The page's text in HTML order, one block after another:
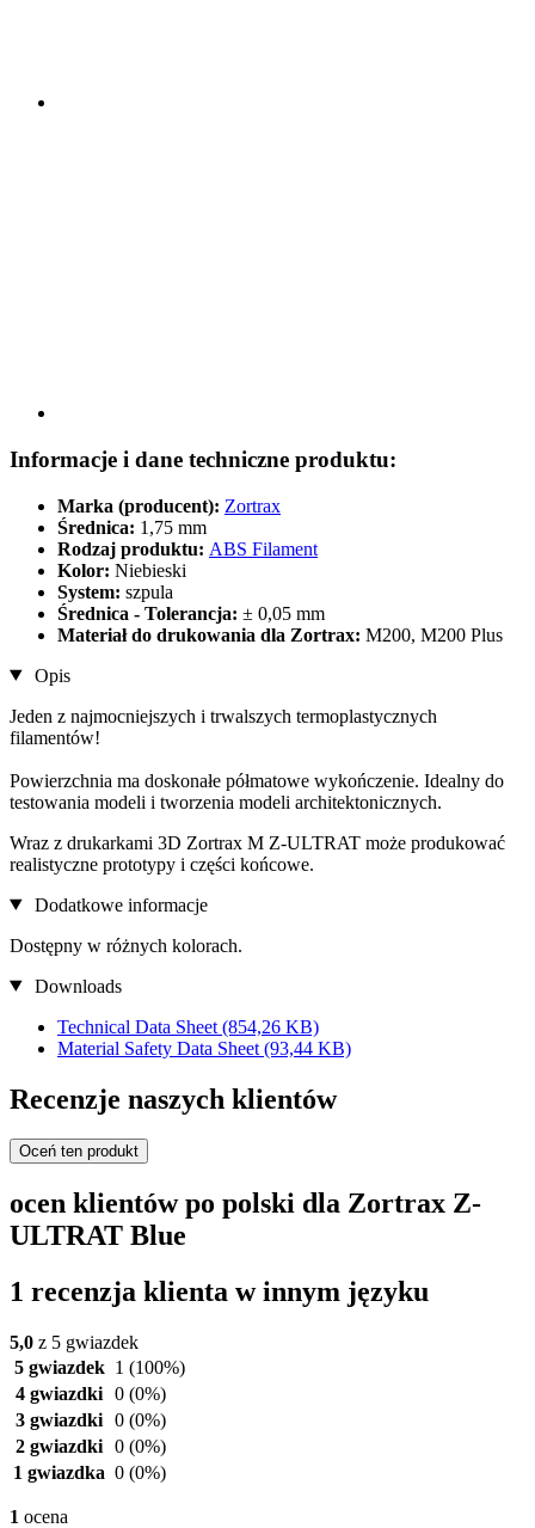
Informacje i dane techniczne produktu:
Marka (producent): Zortrax
Średnica: 1,75 mm
Rodzaj produktu: ABS Filament
Kolor: Niebieski
System: szpula
Średnica - Tolerancja: ± 0,05 mm
Materiał do drukowania dla Zortrax: M200, M200 Plus
Opis
Jeden z najmocniejszych i trwalszych termoplastycznych
filamentów!
Powierzchnia ma doskonałe półmatowe wykończenie. Idealny do
testowania modeli i tworzenia modeli architektonicznych.
Wraz z drukarkami 3D Zortrax M Z-ULTRAT może produkować
realistyczne prototypy i części końcowe.
Dodatkowe informacje
Dostępny w różnych kolorach.
Downloads
Technical Data Sheet (854,26 KB)
Material Safety Data Sheet (93,44 KB)
Recenzje naszych klientów
Oceń ten produkt
ocen klientów po polski dla Zortrax Z-
ULTRAT Blue
1 recenzja klienta w innym języku
5,0 z 5 gwiazdek
5 gwiazdek 1 (100%)
4 gwiazdki 0 (0%)
3 gwiazdki 0 (0%)
2 gwiazdki 0 (0%)
1 gwiazdka 0 (0%)
1 ocena